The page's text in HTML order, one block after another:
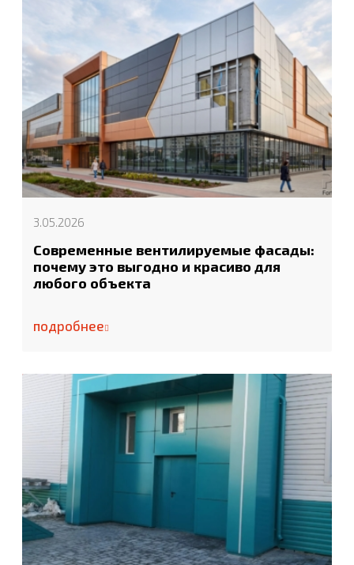
3.05.2026
Современные вентилируемые фасады:
почему это выгодно и красиво для
любого объекта
подробнее